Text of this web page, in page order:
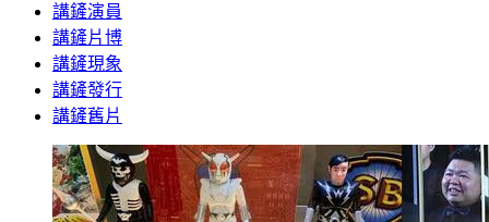
講鏟演員
講鏟片博
講鏟現象
講鏟發行
講鏟舊片